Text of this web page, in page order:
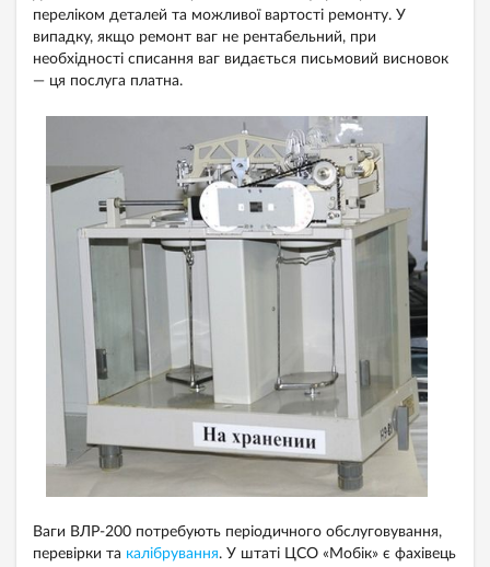
переліком деталей та можливої ​​вартості ремонту. У
випадку, якщо ремонт ваг не рентабельний, при
необхідності списання ваг видається письмовий висновок
— ця послуга платна.
Ваги ВЛР-200 потребують періодичного обслуговування,
перевірки та калібрування. У штаті ЦСО «Мобік» є фахівець